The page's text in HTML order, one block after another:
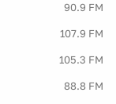
90.9 FM
107.9 FM
105.3 FM
88.8 FM